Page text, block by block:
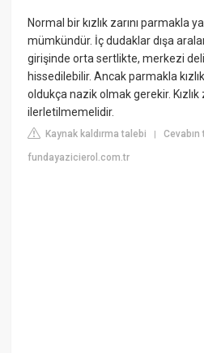
Normal bir kızlık zarını parmakla
mümkündür. İç dudaklar dışa
girişinde orta sertlikte, merkezi
hissedilebilir. Ancak parmakla
oldukça nazik olmak gerekir.
ilerletilmemelidir.
Kaynak kaldırma talebi |Cevabın
fundayazicierol.com.tr